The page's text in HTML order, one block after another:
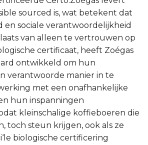
sourced is, wat betekent dat
en sociale verantwoordelijkheid
van alleen te vertrouwen op
certificaat, heeft Zoégas
ontwikkeld om hun
verantwoorde manier in te
met een onafhankelijke
hun inspanningen
kleinschalige koffieboeren die
toch steun krijgen, ook als ze
biologische certificering